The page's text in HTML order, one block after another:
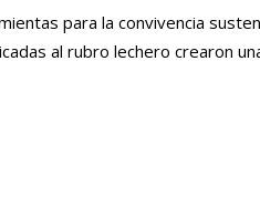
para la convivencia
al rubro lechero crearon